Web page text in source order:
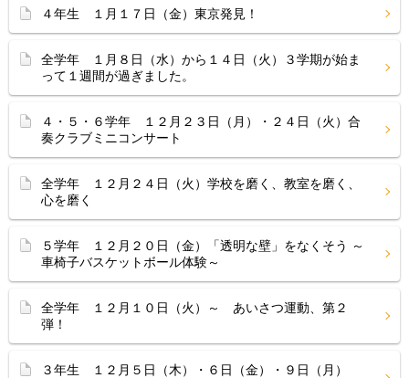
４年生 １月１７日（金）東京発見！
全学年 １月８日（水）から１４日（火）３学期が始ま
って１週間が過ぎました。
４・５・６学年 １２月２３日（月）・２４日（火）合
奏クラブミニコンサート
全学年 １２月２４日（火）学校を磨く、教室を磨く、
心を磨く
５学年 １２月２０日（金）「透明な壁」をなくそう ～
車椅子バスケットボール体験～
全学年 １２月１０日（火）～ あいさつ運動、第２
弾！
３年生 １２月５日（木）・６日（金）・９日（月）